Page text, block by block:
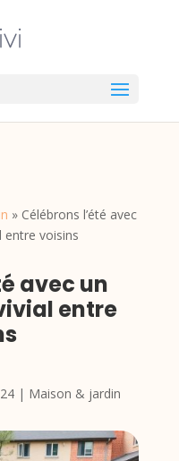
» Célébrons l’été avec
entre voisins
avec un
entre
| Maison & jardin